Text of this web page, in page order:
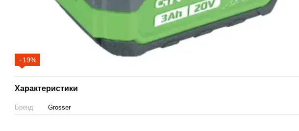
−19%
Характеристики
Бренд Grosser